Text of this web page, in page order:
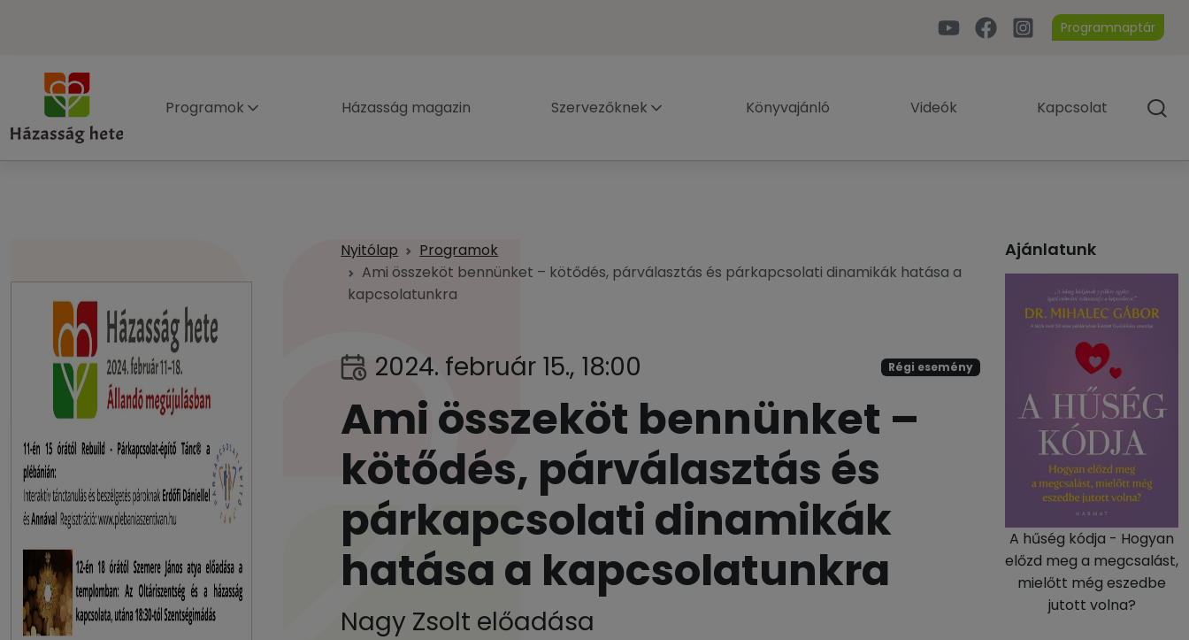
Programnaptár
Programok Házasság magazin Szervezőknek Könyvajánló Videók Kapcsolat
Nyitólap
Programok
Ami összeköt bennünket – kötődés, párválasztás és párkapcsolati dinamikák hatása a
kapcsolatunkra
2024. február 15., 18:00 Régi esemény
Ami összeköt bennünket –
kötődés, párválasztás és
párkapcsolati dinamikák
hatása a kapcsolatunkra
Nagy Zsolt előadása
Ajánlatunk
A hűség kódja - Hogyan
előzd meg a megcsalást,
mielőtt még eszedbe
jutott volna?